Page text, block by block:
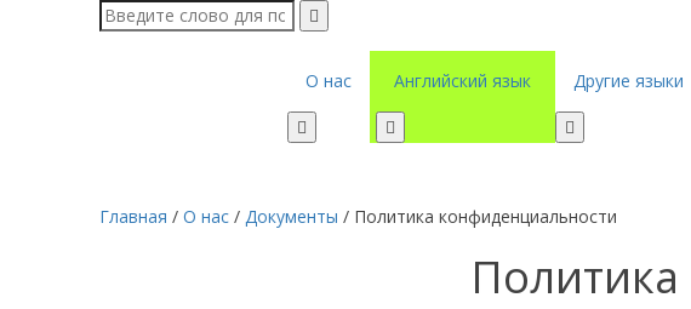
О нас Английский язык Другие языки
Главная /О нас /Документы / Политика конфиденциальности